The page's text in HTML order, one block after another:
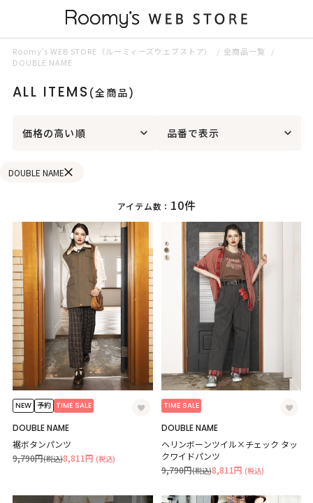
Roomy’s WEB STORE（ルーミィーズウェブストア）
全商品一覧
DOUBLE NAME
ALL ITEMS (全商品)
価格の高い順 品番で表示
DOUBLE NAME
アイテム数： 10件
NEW 予約 TIME SALE
DOUBLE NAME
裾ボタンパンツ
8,811円 (税込)
9,790円(税込)
TIME SALE
DOUBLE NAME
ヘリンボーンツイル×チェック タッ
クワイドパンツ
8,811円 (税込)
9,790円(税込)